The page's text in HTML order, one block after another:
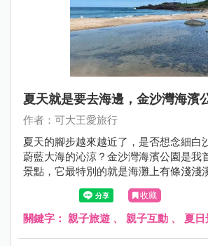
夏天就是要去海邊，金沙灣海濱
作者：可大王愛旅行
夏天的腳步越來越近了，是否想念細白
蔚藍大海的沁涼？金沙灣海濱公園是我
景點，它最特別的就是海灘上有條淺淺
小孩可以在這淺灘玩水，溪水也不像海
理。溪水在內、海水在外所形成內外夾
色，一旁還有公廁可免費沖洗，這樣方
收藏
關鍵字： 親子旅遊 、 親子互動 、 夏日